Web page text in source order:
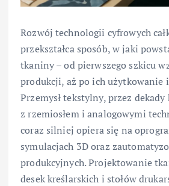
Rozwój technologii cyfrowych
przekształca sposób, w jaki
tkaniny – od pierwszego szkicu
produkcji, aż po ich użytkowanie
Przemysł tekstylny, przez
z rzemiosłem i analogowymi
coraz silniej opiera się na
symulacjach 3D oraz
produkcyjnych. Projektowanie
desek kreślarskich i stołów